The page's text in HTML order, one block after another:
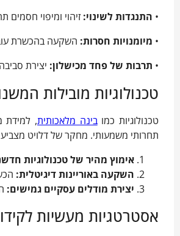
• התנגדות לשינוי: זיהוי ומיפוי חסמים
• מיומנויות חסרות: השקעה בהכשרת
• תרבות של פחד מכישלון: יצירת
טכנולוגיות מובילות
טכנולוגיות כמובינה מלאכותית, למידת
תחרותי משמעותי. מחקר של דלויט מצביע על כך שחברות
אימוץ מהיר שלטכנולוגיות
השקעה באוריינות דיגיטלית:
יצירת מודלים עסקיים גמישים:
אסטרטגיות מעשיות